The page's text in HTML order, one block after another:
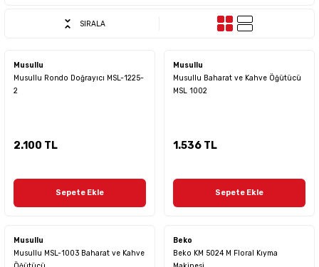
SIRALA
Musullu
Musullu Rondo Doğrayıcı MSL-1225-
2
2.100 TL
Sepete Ekle
Musullu
Musullu Baharat ve Kahve Öğütücü
MSL 1002
1.536 TL
Sepete Ekle
Musullu
Musullu MSL-1003 Baharat ve Kahve
Beko
Beko KM 5024 M Floral Kıyma